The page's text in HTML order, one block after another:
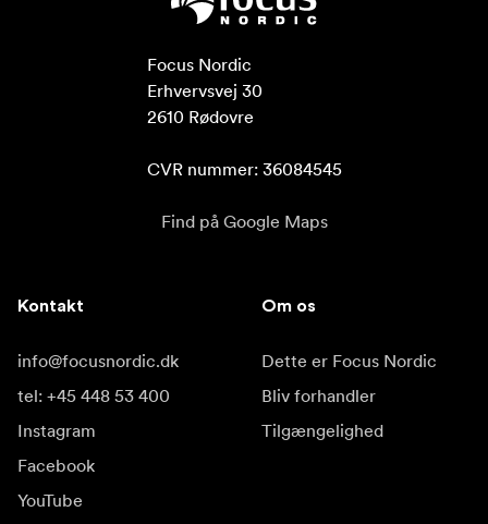
Focus Nordic
Erhvervsvej 30
2610 Rødovre
CVR nummer: 36084545
Find på Google Maps
Kontakt
info@focusnordic.dk
tel: +45 448 53 400
Instagram
Facebook
YouTube
Om os
Dette er Focus Nordic
Bliv forhandler
Tilgængelighed